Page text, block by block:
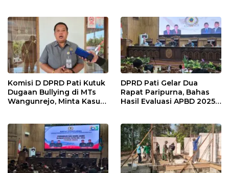
Berkualitas
Komisi D DPRD Pati Kutuk
Dugaan Bullying di MTs
Wangunrejo, Minta Kasus
DPRD Pati Gelar Dua
Rapat Paripurna, Bahas
Hasil Evaluasi APBD 2025